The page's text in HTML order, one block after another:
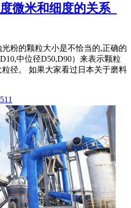
微米和细度的关系_
粉的颗粒大小是不恰当的,正确的
中位径D50,D90）来表示颗粒
径。 如果大家看过日本关于磨料